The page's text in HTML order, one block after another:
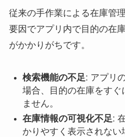
従来の手作業による在庫管
要因でアプリ内で目的の在
がかかりがちです。
検索機能の不足: アプリ
場合、目的の在庫をすぐ
ません。
在庫情報の可視化不足:
かりやすく表示されな